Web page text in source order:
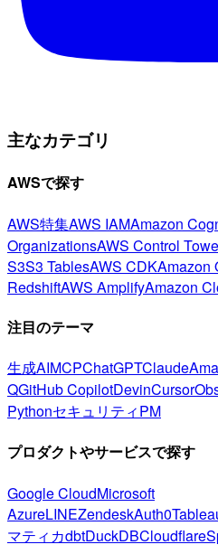
主なカテゴリ
AWSで探す
AWS特集AWS IAMAmazon
OrganizationsAWS Control
S3S3 TablesAWS CDKAmazon
RedshiftAWS AmplifyAmazon
注目のテーマ
生成AIMCPChatGPTClaude
QGitHub CopilotDevinCursor
PythonセキュリティPM
プロダクトやサービスで探す
Google CloudMicrosoft
AzureLINEZendeskAuth0
マティカdbtDuckDBCloudflare